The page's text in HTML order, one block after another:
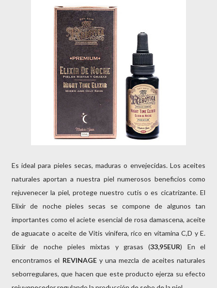
Es ideal para pieles secas, maduras o envejecidas. Los aceites
naturales aportan a nuestra piel numerosos beneficios como
rejuvenecer la piel, protege nuestro cutis o es cicatrizante. El
Elixir de noche pieles secas se compone de algunos tan
importantes como el aciete esencial de rosa damascena, aceite
de aguacate o aceite de Vitis vinifera, rico en vitamina C,D y E.
Elixir de noche pieles mixtas y grasas (33,95EUR) En el
encontramos el REVINAGEy una mezcla de aceites naturales
seborregulares, que hacen que este producto ejerza su efecto